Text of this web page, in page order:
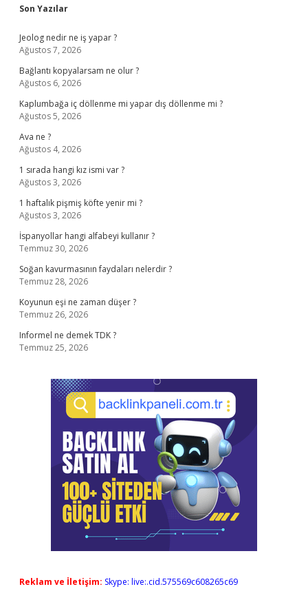
Sidebar
Son Yazılar
Jeolog nedir ne iş yapar ?
Ağustos 7, 2026
Bağlantı kopyalarsam ne olur ?
Ağustos 6, 2026
Kaplumbağa iç döllenme mi yapar dış döllenme mi ?
Ağustos 5, 2026
Ava ne ?
Ağustos 4, 2026
1 sırada hangi kız ismi var ?
Ağustos 3, 2026
1 haftalık pişmiş köfte yenir mi ?
Ağustos 3, 2026
İspanyollar hangi alfabeyi kullanır ?
Temmuz 30, 2026
Soğan kavurmasının faydaları nelerdir ?
Temmuz 28, 2026
Koyunun eşi ne zaman düşer ?
Temmuz 26, 2026
Informel ne demek TDK ?
Temmuz 25, 2026
Reklam ve İletişim: Skype: live:.cid.575569c608265c69